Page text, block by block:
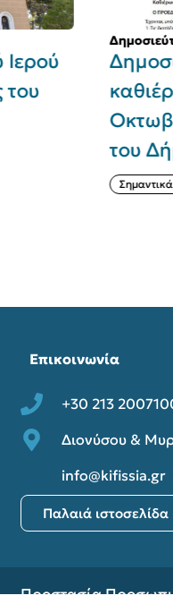
Δημοσιεύτηκε: 05/08/
Δημοσιεύθηκε
καθιέρωση της
Οκτωβρίου ως
του Δήμου
Επικοινωνία
+30 213
Διονύσου &
info@kifissia.gr
Παλαιά ιστοσελίδα
Προστασία